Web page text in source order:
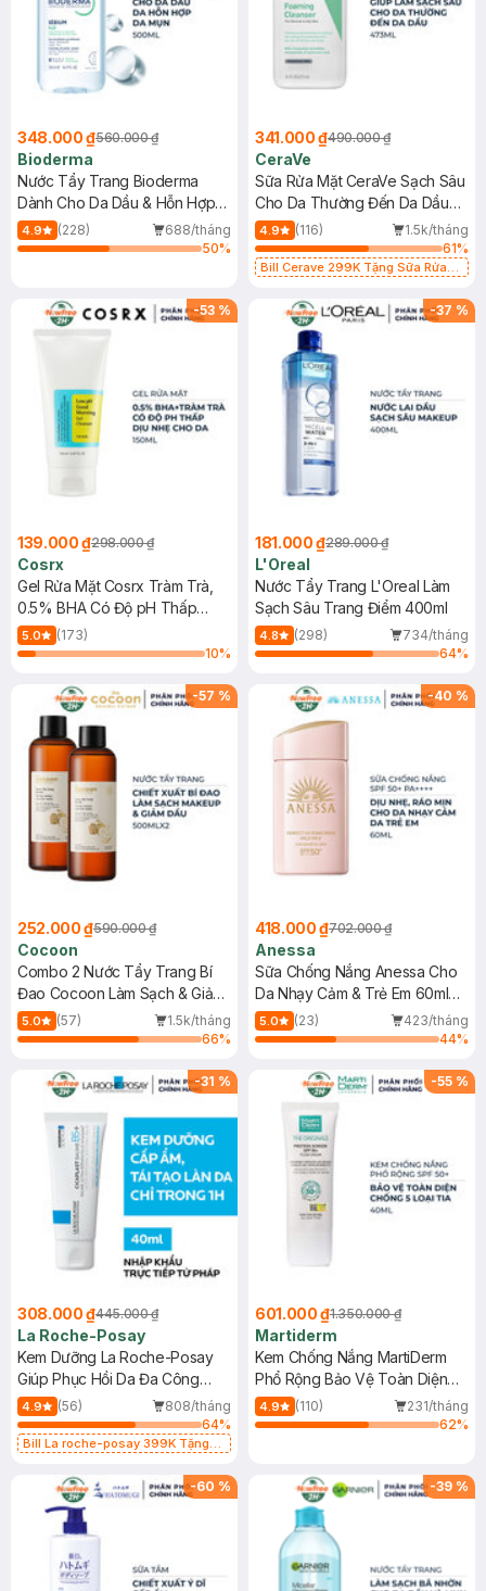
348.000 ₫560.000 ₫
Bioderma
Nước Tẩy Trang Bioderma
Dành Cho Da Dầu & Hỗn Hợp
500ml
4.9 (228)
688/tháng
50%
341.000 ₫490.000 ₫
CeraVe
Sữa Rửa Mặt CeraVe Sạch Sâu
Cho Da Thường Đến Da Dầu
473ml
4.9 (116)
1.5k/tháng
61%
Bill Cerave 299K Tặng Sữa Rửa
-53 %
139.000 ₫298.000 ₫
Cosrx
Gel Rửa Mặt Cosrx Tràm Trà,
0.5% BHA Có Độ pH Thấp
150ml
5.0
(173)
10%
-37 %
181.000 ₫289.000 ₫
L'Oreal
Nước Tẩy Trang L'Oreal Làm
Sạch Sâu Trang Điểm 400ml
4.8 (298)
734/tháng
64%
-57 %
252.000 ₫590.000 ₫
Cocoon
Combo 2 Nước Tẩy Trang Bí
Đao Cocoon Làm Sạch & Giảm
Dầu 500ml
5.0 (57)
1.5k/tháng
66%
-40 %
418.000 ₫702.000 ₫
Anessa
Sữa Chống Nắng Anessa Cho
Da Nhạy Cảm & Trẻ Em 60ml
(Mới)
5.0 (23)
423/tháng
44%
-31 %
308.000 ₫445.000 ₫
La Roche-Posay
Kem Dưỡng La Roche-Posay
Giúp Phục Hồi Da Đa Công
Dụng 40ml
4.9 (56)
808/tháng
64%
Bill La roche-posay 399K Tặng
(SL có hạn)
-55 %
601.000 ₫1.350.000 ₫
Martiderm
Kem Chống Nắng MartiDerm
Phổ Rộng Bảo Vệ Toàn Diện
40ml
4.9 (110)
231/tháng
62%
-60 % -39 %